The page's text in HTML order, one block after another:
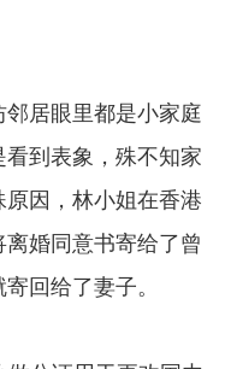
居眼里都是小家庭
到表象，殊不知家
因，林小姐在香港
婚同意书寄给了曾
回给了妻子。